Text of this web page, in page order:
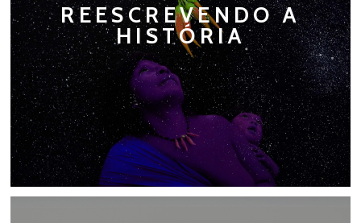
REESCREVENDO A
HISTÓRIA